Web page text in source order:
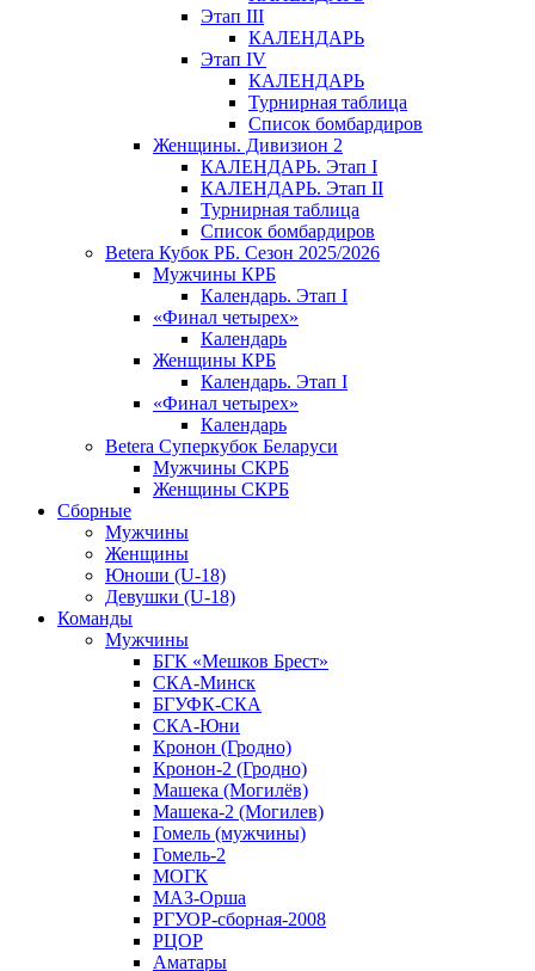
Этап III
КАЛЕНДАРЬ
Этап IV
КАЛЕНДАРЬ
Турнирная таблица
Список бомбардиров
Женщины. Дивизион 2
КАЛЕНДАРЬ. Этап I
КАЛЕНДАРЬ. Этап II
Турнирная таблица
Список бомбардиров
Betera Кубок РБ. Сезон 2025/2026
Мужчины КРБ
Календарь. Этап I
«Финал четырех»
Календарь
Женщины КРБ
Календарь. Этап I
«Финал четырех»
Календарь
Betera Суперкубок Беларуси
Мужчины СКРБ
Женщины СКРБ
Сборные
Мужчины
Женщины
Юноши (U-18)
Девушки (U-18)
Команды
Мужчины
БГК «Мешков Брест»
СКА-Минск
БГУФК-СКА
СКА-Юни
Кронон (Гродно)
Кронон-2 (Гродно)
Машека (Могилёв)
Машека-2 (Могилев)
Гомель (мужчины)
Гомель-2
МОГК
МАЗ-Орша
РГУОР-сборная-2008
РЦОР
Аматары